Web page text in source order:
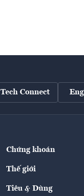
Tech Connect
Chứng khoán
Thế giới
Tiêu & Dùng